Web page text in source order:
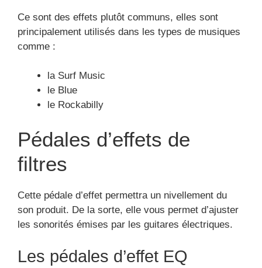
les sonorités émises par les guitares électriques.
Les pédales d’effet EQ
Parfois, les amplificateurs ne peuvent pas disposer
d’une exactitude sur la fréquence du son, tandis
qu’une bonne harmonisation du son varie en
pédales equaliseur permettront de fournir un son
avec une fréquence précise.
Les pédales d’effet wah-wah
Elle est également à même de générer des notes
naturelles à l’aide de diverses fonctions.
Elle vous permet de disposer d’un son flexible. La
pédale wahwah émet un traitement sonore